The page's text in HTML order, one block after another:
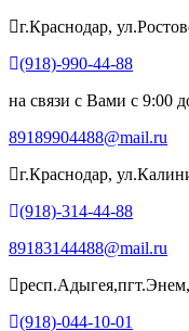
г.Краснодар,
(918)-990-44-88
на связи с Вами с 9:00
89189904488@mail.ru
г.Краснодар,
(918)-314-44-88
89183144488@mail.ru
(918)-044-10-01